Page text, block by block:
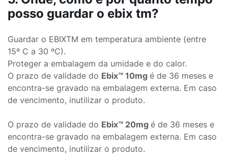
posso guardar o ebix tm?
Guardar o EBIXTM em temperatura ambiente (entre
15º C a 30 ºC).
Proteger a embalagem da umidade e do calor.
O prazo de validade do Ebix™ 10mg é de 36 meses e
encontra-se gravado na embalagem externa. Em caso
de vencimento, inutilizar o produto.
O prazo de validade do Ebix™ 20mg é de 36 meses e
encontra-se gravado na embalagem externa. Em caso
de vencimento, inutilizar o produto.